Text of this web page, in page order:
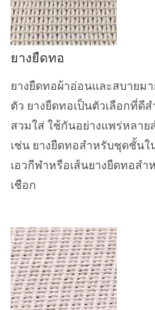
ยางยืดทอ
ยางยืดทอผ้าอ่อนและสบายม
ตัว ยางยืดทอเป็นตัวเลือกที่
สวมใส่ ใช้กันอย่างแพร่หลาย
เช่น ยางยืดทอสำหรับชุดชั้น
เอวกีฬาหรือเส้นยางยืดทอส
เชือก